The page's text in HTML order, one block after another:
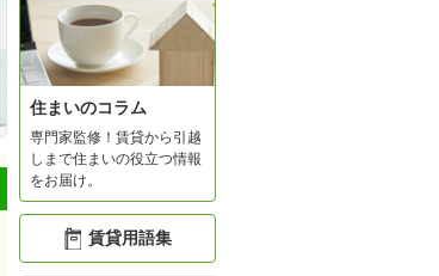
住まいのコラム
専門家監修！賃貸から引越
しまで住まいの役立つ情報
をお届け。
賃貸用語集